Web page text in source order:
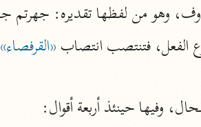
نحو ١١ مجلدًا
التسهيل لعلوم
وهو من لفظها تقديره: جهرتم
الفعل، فتنتصب انتصاب «القرفصاء»
وفيها حينئذ أربعة أقوال: